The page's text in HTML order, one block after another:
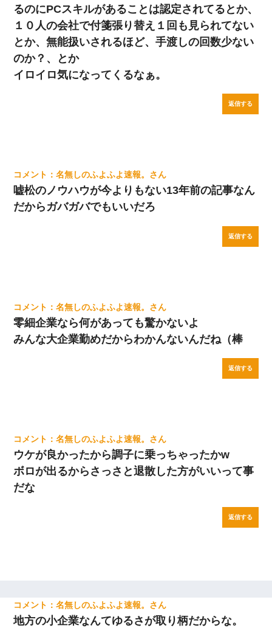
るのにPCスキルがあることは認定されてるとか、
１０人の会社で付箋張り替え１回も見られてない
とか、無能扱いされるほど、手渡しの回数少ない
のか？、とか
イロイロ気になってくるなぁ。
返信する
名無しのふよふよ速報。
嘘松のノウハウが今よりもない13年前の記事なん
だからガバガバでもいいだろ
返信する
名無しのふよふよ速報。
零細企業なら何があっても驚かないよ
みんな大企業勤めだからわかんないんだね（棒
返信する
名無しのふよふよ速報。
ウケが良かったから調子に乗っちゃったかw
ボロが出るからさっさと退散した方がいいって事
だな
返信する
名無しのふよふよ速報。
地方の小企業なんてゆるさが取り柄だからな。